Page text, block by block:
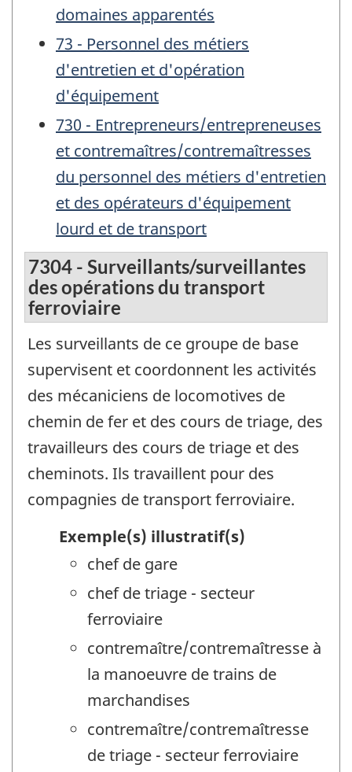
domaines apparentés
73 - Personnel des métiers
d'entretien et d'opération
d'équipement
730 - Entrepreneurs/entrepreneuses
et contremaîtres/contremaîtresses
du personnel des métiers d'entretien
et des opérateurs d'équipement
lourd et de transport
7304 - Surveillants/surveillantes
des opérations du transport
ferroviaire
Les surveillants de ce groupe de base
supervisent et coordonnent les activités
des mécaniciens de locomotives de
chemin de fer et des cours de triage, des
travailleurs des cours de triage et des
cheminots. Ils travaillent pour des
compagnies de transport ferroviaire.
Exemple(s) illustratif(s)
chef de gare
chef de triage - secteur
ferroviaire
contremaître/contremaîtresse à
la manoeuvre de trains de
marchandises
contremaître/contremaîtresse
de triage - secteur ferroviaire